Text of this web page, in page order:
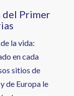
del Primer
la vida:
en cada
sitios de
de Europa le